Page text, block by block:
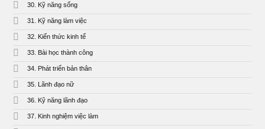
30. Kỹ năng sống
31. Kỹ năng làm việc
32. Kiến thức kinh tế
33. Bài học thành công
34. Phát triển bản thân
35. Lãnh đạo nữ
36. Kỹ năng lãnh đạo
37. Kinh nghiệm việc làm